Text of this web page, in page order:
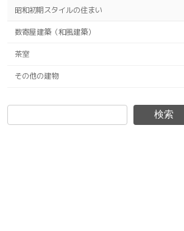
昭和初期スタイルの住まい
数寄屋建築（和風建築）
茶室
その他の建物
検索